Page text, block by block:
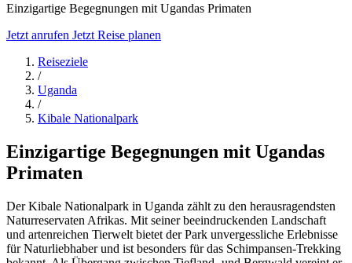
Einzigartige Begegnungen mit Ugandas Primaten
Jetzt anrufen Jetzt Reise planen
Reiseziele
/
Uganda
/
Kibale Nationalpark
Einzigartige Begegnungen mit Ugandas
Primaten
Der Kibale Nationalpark in Uganda zählt zu den herausragendsten
Naturreservaten Afrikas. Mit seiner beeindruckenden Landschaft
und artenreichen Tierwelt bietet der Park unvergessliche Erlebnisse
für Naturliebhaber und ist besonders für das Schimpansen-Trekking